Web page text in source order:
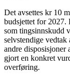
Det avsettes kr 10
budsjettet for 2027.
som tingsinnskudd
selvstendige
andre disposisjoner
gjort en konkret
overføring.